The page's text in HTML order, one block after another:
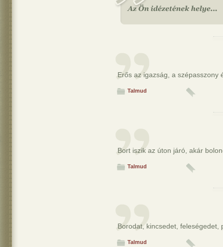
Erős az igazság, a szépasszony
Talmud
Bort iszik az úton járó, akár
Talmud
Borodat, kincsedet,
Talmud